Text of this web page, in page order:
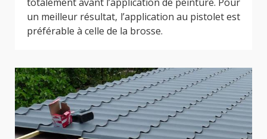
un meilleur résultat, l’application au pistolet est
préférable à celle de la brosse.